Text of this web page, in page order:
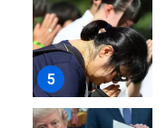
5